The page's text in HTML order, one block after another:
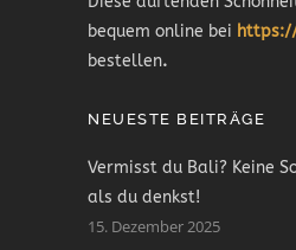
bequem online bei
bestellen.
NEUESTE BEITRÄGE
Vermisst du Bali? Keine
als du denkst!
15. Dezember 2025